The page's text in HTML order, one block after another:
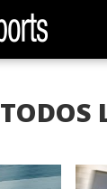
TODOS